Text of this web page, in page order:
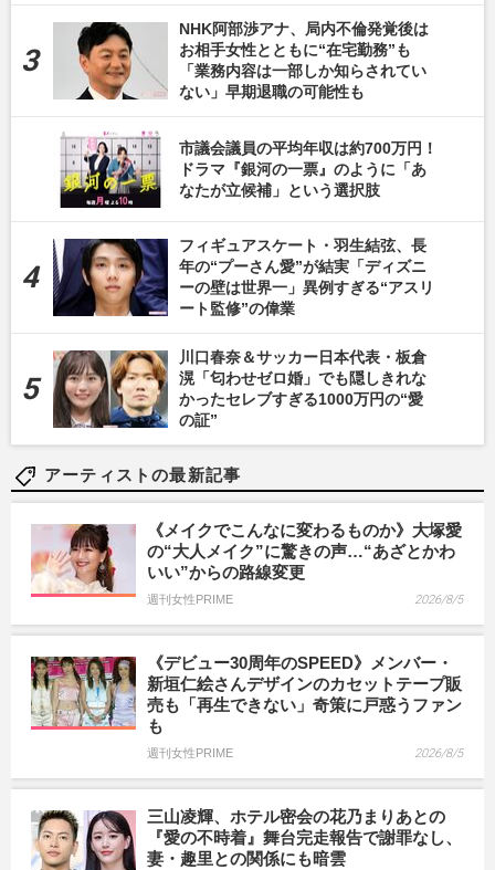
NHK阿部渉アナ、局内不倫発覚後は
お相手女性とともに“在宅勤務”も
「業務内容は一部しか知らされてい
ない」早期退職の可能性も
市議会議員の平均年収は約700万円！
ドラマ『銀河の一票』のように「あ
なたが立候補」という選択肢
フィギュアスケート・羽生結弦、長
年の“プーさん愛”が結実「ディズニ
ーの壁は世界一」異例すぎる“アスリ
ート監修”の偉業
川口春奈＆サッカー日本代表・板倉
滉「匂わせゼロ婚」でも隠しきれな
かったセレブすぎる1000万円の“愛
の証”
アーティストの最新記事
《メイクでこんなに変わるものか》大塚愛
の“大人メイク”に驚きの声…“あざとかわ
いい”からの路線変更
週刊女性PRIME 2026/8/5
《デビュー30周年のSPEED》メンバー・
新垣仁絵さんデザインのカセットテープ販
売も「再生できない」奇策に戸惑うファン
も
週刊女性PRIME 2026/8/5
三山凌輝、ホテル密会の花乃まりあとの
『愛の不時着』舞台完走報告で謝罪なし、
妻・趣里との関係にも暗雲